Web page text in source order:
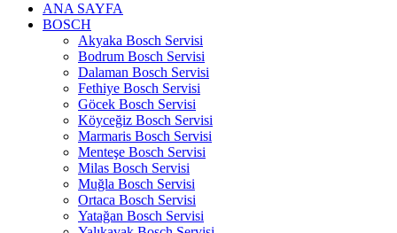
ANA SAYFA
BOSCH
Akyaka Bosch Servisi
Bodrum Bosch Servisi
Dalaman Bosch Servisi
Fethiye Bosch Servisi
Göcek Bosch Servisi
Köyceğiz Bosch Servisi
Marmaris Bosch Servisi
Menteşe Bosch Servisi
Milas Bosch Servisi
Muğla Bosch Servisi
Ortaca Bosch Servisi
Yatağan Bosch Servisi